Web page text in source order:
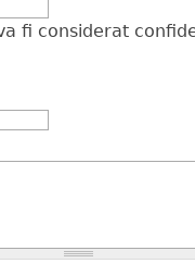
fi considerat